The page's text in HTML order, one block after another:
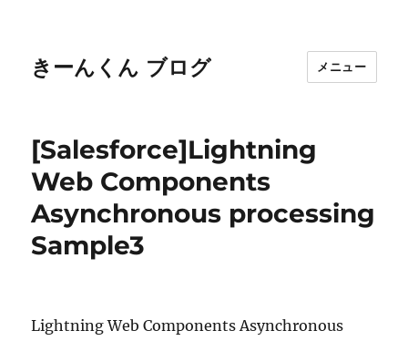
きーんくん ブログ メニュー
[Salesforce]Lightning
Web Components
Asynchronous processing
Sample3
Lightning Web Components Asynchronous